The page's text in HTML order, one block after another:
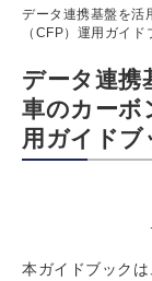
データ連携基盤を活
（CFP）運用ガイド
データ連携
車のカーボ
用ガイドブ
本ガイドブック